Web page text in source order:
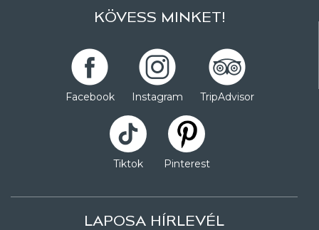
KÖVESS MINKET!
Facebook Instagram TripAdvisor
Tiktok Pinterest
LAPOSA HÍRLEVÉL